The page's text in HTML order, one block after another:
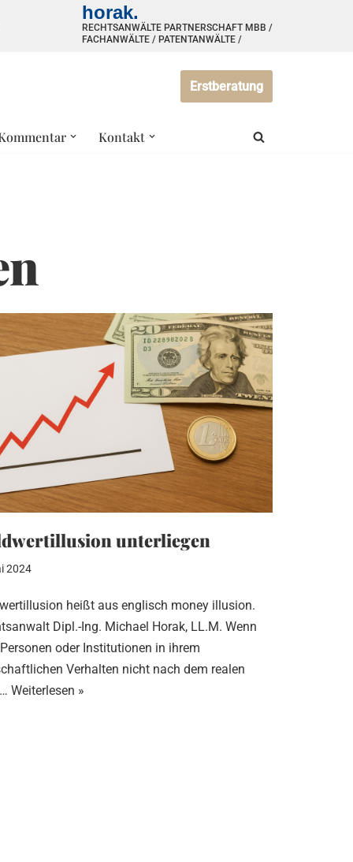
horak.
RECHTSANWÄLTE PARTNERSCHAFT MBB /
FACHANWÄLTE / PATENTANWÄLTE /
Erstberatung
Kontakt
unterliegen
2024
heißt aus englisch money illusion.
Dipl.-Ing. Michael Horak, LL.M. Wenn
oder Institutionen in ihrem
Verhalten nicht nach dem realen
Weiterlesen »